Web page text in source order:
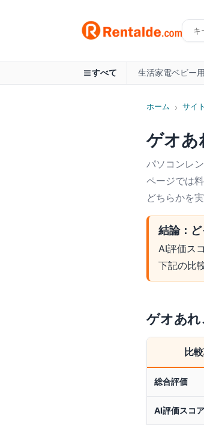
すべて 生活家電ベビー
ホーム › サイ
ゲオあ
パソコンレ
ページでは
どちらかを
結論：ど
AI評価ス
下記の比
ゲオあ
比
総合評価
AI評価スコア